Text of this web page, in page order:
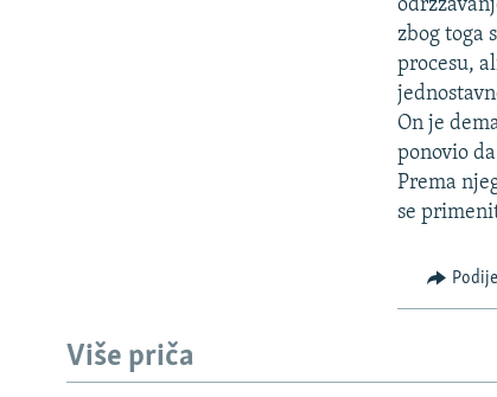
MOJA EVROPA
TRI DECENIJE OD RATA U BIH
zbog toga
procesu,
On je
ponovio
Prema
se
Više priča